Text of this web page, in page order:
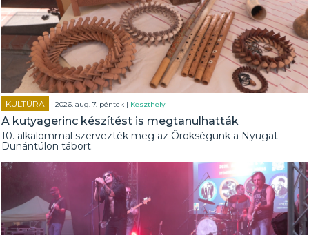
KULTÚRA | 2026. aug. 7. péntek | Keszthely
A kutyagerinc készítést is megtanulhatták
10. alkalommal szervezték meg az Örökségünk a Nyugat-
Dunántúlon tábort.